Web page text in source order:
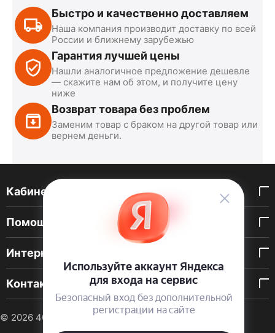
Быстро и качественно доставляем
Наша компания производит доставку по всей
России и ближнему зарубежью
Гарантия лучшей цены
Нашли аналогичное предложение дешевле
— скажите нам об этом, и получите цену
ниже
Возврат товара без проблем
Заменим товар с браком на другой товар или
вернем деньги.
Кабинет покупателя
Помощь покупателю
Интернет-магазин
Контакты
© 2026 40 DEN. Интернет-магазин